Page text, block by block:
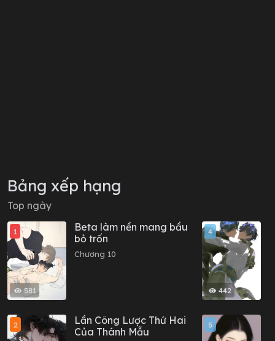
Bảng xếp hạng
Top ngày
581
1
Beta làm nền mang bầu
bỏ trốn
Chương 10
2
Lần Công Lược Thứ Hai
Của Thánh Mẫu
442
4
5